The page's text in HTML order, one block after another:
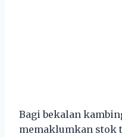
Bagi bekalan
memaklumkan stok